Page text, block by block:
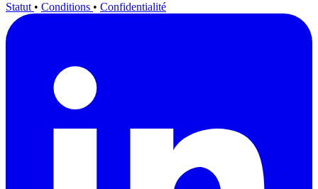
Statut • Conditions • Confidentialité